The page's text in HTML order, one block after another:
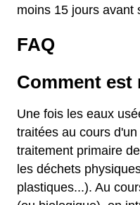
moins 15 jours avant
FAQ
Comment est
Une fois les eaux
traitées au cours
traitement primaire
les déchets
plastiques...). Au